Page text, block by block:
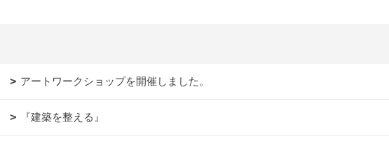
アートワークショップを開催しました。
『建築を整える』